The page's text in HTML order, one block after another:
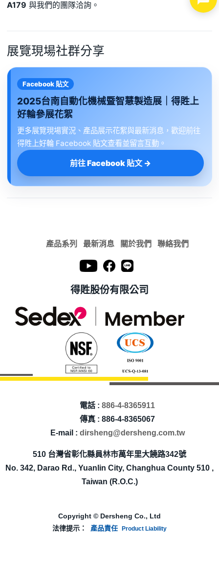
A179 與我們的團隊洽詢。
展覽現場社群分享
Facebook 貼文
2025台南自動化機械暨智慧製造展｜得貹上
好輪參展花絮
更多展覽現場實況、產品展示花絮與最新消息，歡迎前往
得貹上好輪 Facebook 貼文查看並留言互動。
前往 Facebook 貼文 →
產品系列 最新消息 關於我們 聯絡我們
得貹股份有限公司
電話 : 886-4-8365911
傳真 : 886-4-8365067
E-mail : dirsheng@dersheng.com.tw
510 台灣省彰化縣員林市萬年里大饒路342號
No. 342, Darao Rd., Yuanlin City, Changhua County 510 ,
Taiwan (R.O.C.)
Copyright © Dersheng Co., Ltd
法律提示：
產品責任 Product Liability